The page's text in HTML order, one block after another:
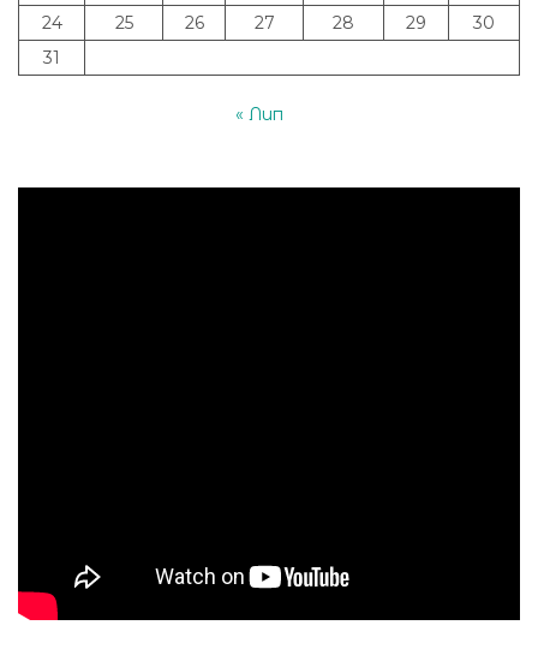
24
25 26 27 28 29
30
31
« Лип